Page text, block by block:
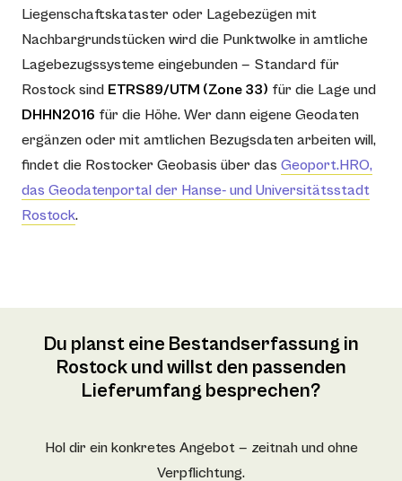
Liegenschaftskataster oder Lagebezügen mit
Nachbargrundstücken wird die Punktwolke in amtliche
Lagebezugssysteme eingebunden — Standard für
Rostock sind ETRS89/UTM (Zone 33) für die Lage und
DHHN2016 für die Höhe. Wer dann eigene Geodaten
ergänzen oder mit amtlichen Bezugsdaten arbeiten will,
findet die Rostocker Geobasis über das Geoport.HRO,
das Geodatenportal der Hanse- und Universitätsstadt
Rostock.
Du planst eine Bestandserfassung in
Rostock und willst den passenden
Lieferumfang besprechen?
Hol dir ein konkretes Angebot — zeitnah und ohne
Verpflichtung.